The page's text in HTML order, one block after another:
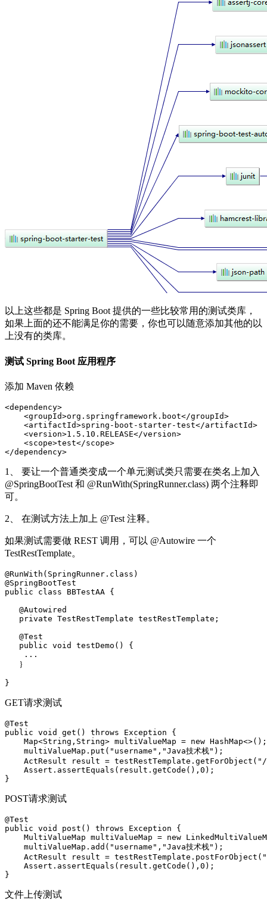
以上这些都是 Spring Boot 提供的一些比较常用的测试类库，
如果上面的还不能满足你的需要，你也可以随意添加其他的以
上没有的类库。
测试 Spring Boot 应用程序
添加 Maven 依赖
<dependency>
<groupId>org.springframework.boot</groupId>
<artifactId>spring-boot-starter-test</artifactId>
<version>1.5.10.RELEASE</version>
<scope>test</scope>
</dependency>
1、 要让一个普通类变成一个单元测试类只需要在类名上加入
@SpringBootTest 和 @RunWith(SpringRunner.class) 两个注释即
可。
2、 在测试方法上加上 @Test 注释。
如果测试需要做 REST 调用，可以 @Autowire 一个
TestRestTemplate。
@RunWith ( SpringRunner . class )
@SpringBootTest
public
class BBTestAA {
@Autowired
private TestRestTemplate testRestTemplate ;
@Test
public void testDemo ()
{
...
｝
}
GET请求测试
@Test
public void get () throws Exception
{
Map<String , String> multiValueMap = new HashMap<>();
multiValueMap . put ( "username" , "Java技术栈" );
ActResult
result = testRestTemplate . getForObject ( "/
Assert . assertEquals ( result . getCode (), 0 );
}
POST请求测试
@Test
public void post () throws Exception
{
MultiValueMap multiValueMap = new
multiValueMap . add ( "username" , "Java技术栈" );
ActResult
result = testRestTemplate . postForObject (
Assert . assertEquals ( result . getCode (), 0 );
}
文件上传测试